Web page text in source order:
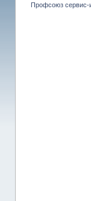
Профсоюз сервис-